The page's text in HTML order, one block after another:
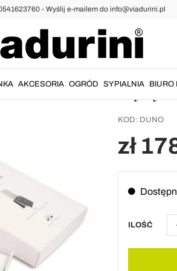
- Wyślij e-mailem do info@viadurini.pl
AKCESORIA OGRÓD SYPIALNIA BIURO
6 noży
KOD: DUNO
zł
ILOŚĆ